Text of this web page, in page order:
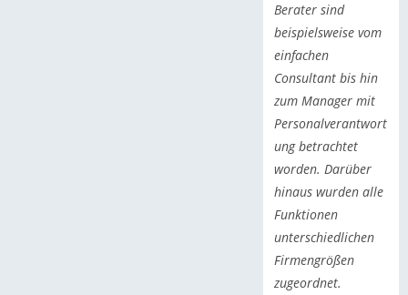
Berater sind
beispielsweise vom
einfachen
Consultant bis hin
zum Manager mit
Personalverantwort
ung betrachtet
worden. Darüber
hinaus wurden alle
Funktionen
unterschiedlichen
Firmengrößen
zugeordnet.